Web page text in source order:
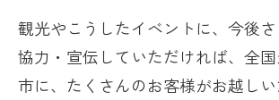
観光やこうしたイベントに、今後
協力・宣伝していただければ、全
市に、たくさんのお客様がお越し